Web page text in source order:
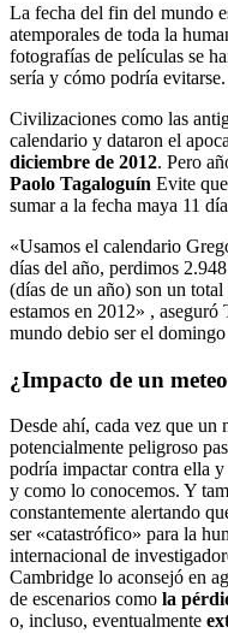
La fecha del fin del mundo
atemporales de toda la
fotografías de películas se
sería y cómo podría evitarse.
Civilizaciones como las
calendario y dataron el
diciembre de 2012. Pero
Paolo Tagaloguín Evite
sumar a la fecha maya 11
«Usamos el calendario
días del año, perdimos
(días de un año) son un
estamos en 2012» ,
mundo debio ser el
¿Impacto de un
Desde ahí, cada vez que un
potencialmente peligroso
podría impactar contra ella
y como lo conocemos. Y
constantemente alertando
ser «catastrófico» para la
internacional de
Cambridge lo aconsejó en
de escenarios como la
o, incluso, eventualmente